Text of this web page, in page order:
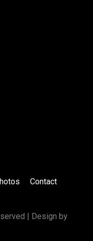
Contact
| Design by